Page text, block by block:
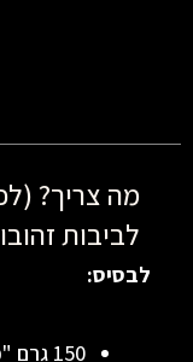
מה צריך? (לכ-12
זהובות)
150 גרם "פרפל